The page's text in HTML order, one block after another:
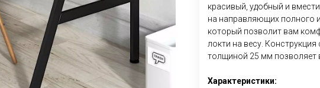
красивый, удобный и
на направляющих полного
который позволит вам
локти на весу.
толщиной 25 мм позволяет
Характеристики: